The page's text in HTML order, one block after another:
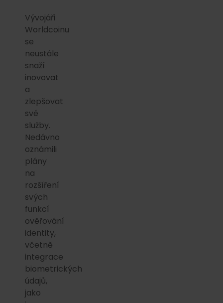
Vývojáři
Worldcoinu
se
neustále
snaží
inovovat
a
zlepšovat
své
služby.
Nedávno
oznámili
plány
na
rozšíření
svých
funkcí
ověřování
identity,
včetně
integrace
biometrických
údajů,
jako